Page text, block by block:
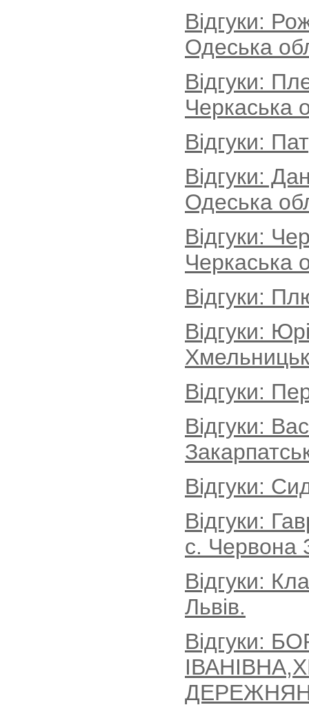
Відгуки:
Одеська
Відгуки:
Черкаська
Відгуки:
Відгуки:
Одеська
Відгуки:
Черкаська
Відгуки:
Відгуки:
Відгуки:
Відгуки:
Відгуки:
Відгуки:
с. Червона
Відгуки:
Львів.
Відгуки: